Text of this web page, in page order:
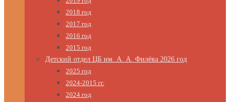
2018 год
2017 год
2016 год
2015 год
Детский отдел ЦБ им. А. А. Филёва 2026 год
2025 год
2024-2015 гг.
2024 год